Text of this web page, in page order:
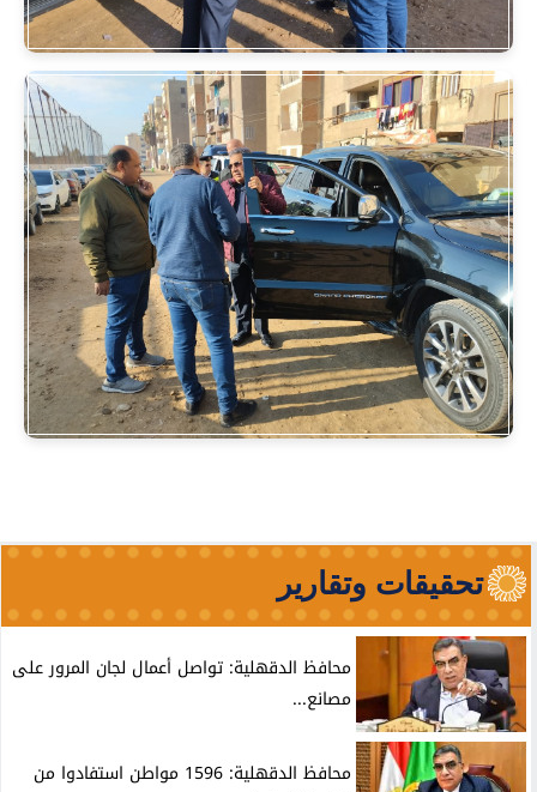
تحقيقات وتقارير
محافظ الدقهلية: تواصل أعمال لجان المرور على
مصانع...
محافظ الدقهلية: 1596 مواطن استفادوا من